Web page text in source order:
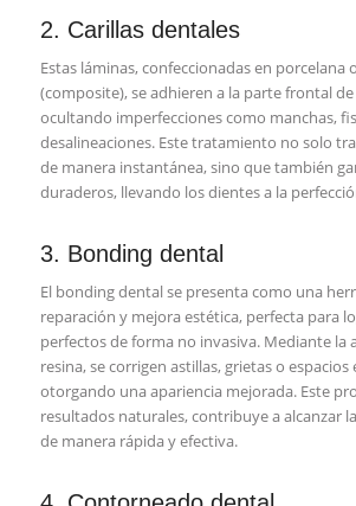
2. Carillas dentales
Estas láminas, confeccionadas en porcelana
(composite), se adhieren a la parte frontal
ocultando imperfecciones como manchas,
desalineaciones. Este tratamiento no solo
de manera instantánea, sino que también
duraderos, llevando los dientes a la
3. Bonding dental
El bonding dental se presenta como una
reparación y mejora estética, perfecta para
perfectos de forma no invasiva. Mediante la
resina, se corrigen astillas, grietas o
otorgando una apariencia mejorada. Este
resultados naturales, contribuye a alcanzar
de manera rápida y efectiva.